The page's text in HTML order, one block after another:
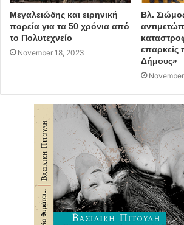
Μεγαλειώδης και ειρηνική
πορεία για τα 50 χρόνια από
το Πολυτεχνείο
November 18, 2023
Βλ.
επαρκείς
Δήμους»